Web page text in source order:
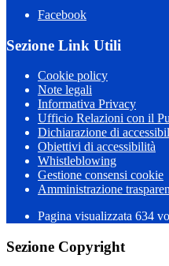
Facebook
Sezione Link Utili
Cookie policy
Note legali
Informativa Privacy
Ufficio Relazioni con il
Dichiarazione di
Obiettivi di accessibilità
Whistleblowing
Gestione consensi cookie
Amministrazione
Pagina visualizzata 634
Sezione Copyright